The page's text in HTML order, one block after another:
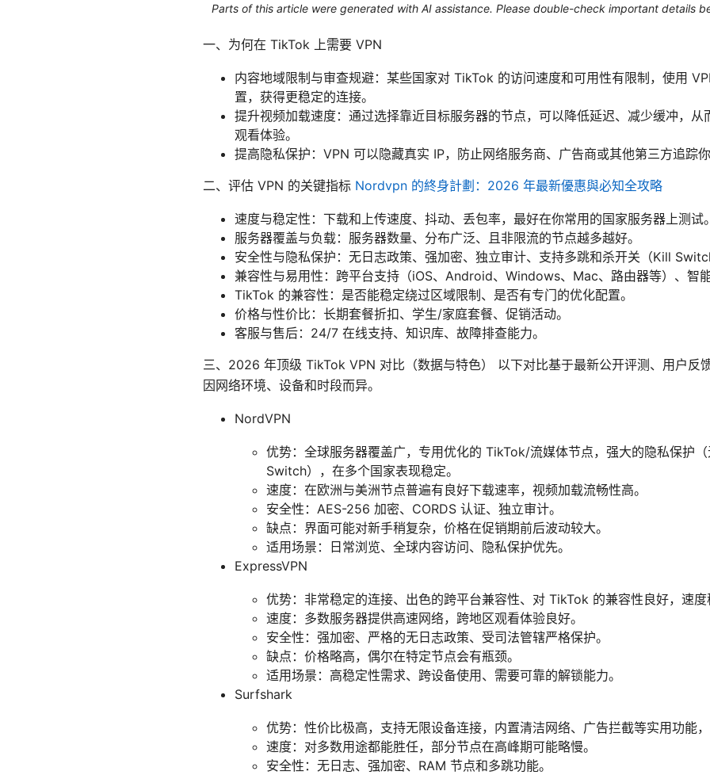
Parts of this article were generated with AI assistance. Please double-check important details
一、为何在 TikTok 上需要 VPN
内容地域限制与审查规避：某些国家对 TikTok 的访问速度和可用性有限制，使用
置，获得更稳定的连接。
提升视频加载速度：通过选择靠近目标服务器的节点，可以降低延迟、减少缓冲，从
观看体验。
提高隐私保护：VPN 可以隐藏真实 IP，防止网络服务商、广告商或其他第三方追踪
二、评估 VPN 的关键指标 Nordvpn 的終身計劃：2026 年最新優惠與必知全攻略
速度与稳定性：下载和上传速度、抖动、丢包率，最好在你常用的国家服务器上测试。
服务器覆盖与负载：服务器数量、分布广泛、且非限流的节点越多越好。
安全性与隐私保护：无日志政策、强加密、独立审计、支持多跳和杀开关（Kill
兼容性与易用性：跨平台支持（iOS、Android、Windows、Mac、路由器等）、智
TikTok 的兼容性：是否能稳定绕过区域限制、是否有专门的优化配置。
价格与性价比：长期套餐折扣、学生/家庭套餐、促销活动。
客服与售后：24/7 在线支持、知识库、故障排查能力。
三、2026 年顶级 TikTok VPN 对比（数据与特色） 以下对比基于最新公开评测、用户反
因网络环境、设备和时段而异。
NordVPN
优势：全球服务器覆盖广，专用优化的 TikTok/流媒体节点，强大的隐私保护
Switch），在多个国家表现稳定。
速度：在欧洲与美洲节点普遍有良好下载速率，视频加载流畅性高。
安全性：AES-256 加密、CORDS 认证、独立审计。
缺点：界面可能对新手稍复杂，价格在促销期前后波动较大。
适用场景：日常浏览、全球内容访问、隐私保护优先。
ExpressVPN
优势：非常稳定的连接、出色的跨平台兼容性、对 TikTok 的兼容性良好，速度
速度：多数服务器提供高速网络，跨地区观看体验良好。
安全性：强加密、严格的无日志政策、受司法管辖严格保护。
缺点：价格略高，偶尔在特定节点会有瓶颈。
适用场景：高稳定性需求、跨设备使用、需要可靠的解锁能力。
Surfshark
优势：性价比极高，支持无限设备连接，内置清洁网络、广告拦截等实用功能，
速度：对多数用途都能胜任，部分节点在高峰期可能略慢。
安全性：无日志、强加密、RAM 节点和多跳功能。